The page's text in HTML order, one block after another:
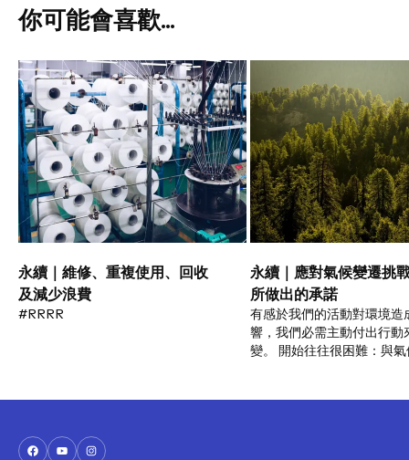
你可能會喜歡...
永續｜維修、重複使用、回收
及減少浪費
#RRRR
永續｜應對氣候變遷挑
所做出的承諾
有感於我們的活動對環境造
響，我們必需主動付出行動
變。 開始往往很困難：與
碳排放這部分。